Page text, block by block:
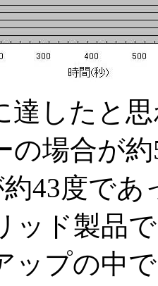
したと思
の場合が
約43度で
ッド製品
ップの中